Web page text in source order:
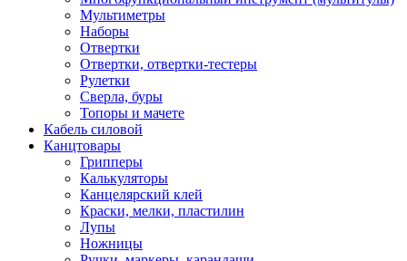
Мультиметры
Наборы
Отвертки
Отвертки, отвертки-тестеры
Рулетки
Сверла, буры
Топоры и мачете
Кабель силовой
Канцтовары
Грипперы
Калькуляторы
Канцелярский клей
Краски, мелки, пластилин
Лупы
Ножницы